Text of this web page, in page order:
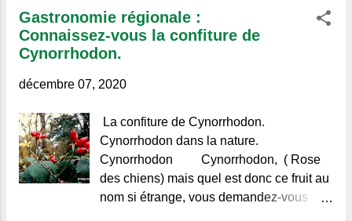
n'entend pas d'avantage, aussi, arrivé au
passage à niveaux du chemin de fer, il se
trompa et s'engagea sur la voie ferrée
qu'il se mit à suivre paisiblement. En ce
à 2 heures 46 minutes. Par bonheur,
l'allure du convoi n'était pas trop vive et le
mécanicien aperçut Chattard qu'il se mit à
appeler à
Gastronomie régionale :
Connaissez-vous la confiture de
Cynorrhodon.
décembre 07, 2020
La confiture de Cynorrhodon.
Cynorrhodon dans la nature.
Cynorrhodon Cynorrhodon, ( Rose
des chiens) mais quel est donc ce fruit au
nom si étrange, vous demandez-vous